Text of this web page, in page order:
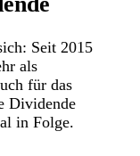
Seit 2015
als
für das
Dividende
in Folge.